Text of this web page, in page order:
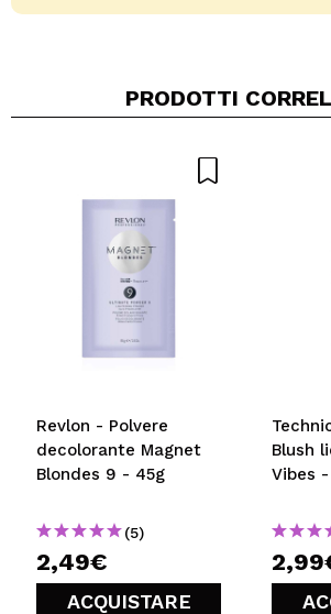
Il tuo video potrebbe essere il primo.
Consiglieresti questo acquisto?
PRODOTTI
Revlon - Polvere
decolorante Magnet
Blondes 9 - 45g
(5)
2,49€
ACQUISTARE
Blush
Vibes